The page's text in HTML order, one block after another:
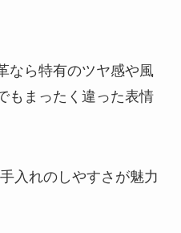
なら特有のツヤ感や風
もまったく違った表情
入れのしやすさが魅力